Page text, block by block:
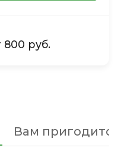
800 руб.
Вам пригодится